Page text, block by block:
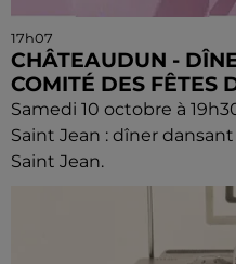
17h07
CHÂTEAUDUN -
COMITÉ DES FÊTES
Samedi 10 octobre à
Saint Jean : dîner
Saint Jean.